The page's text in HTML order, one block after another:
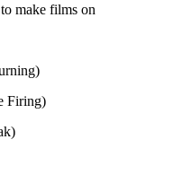
to make films on
Firing)